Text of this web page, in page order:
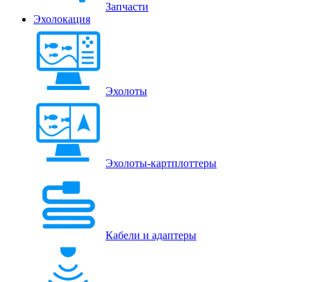
Запчасти
Эхолокация
Эхолоты
Эхолоты-картплоттеры
Кабели и адаптеры